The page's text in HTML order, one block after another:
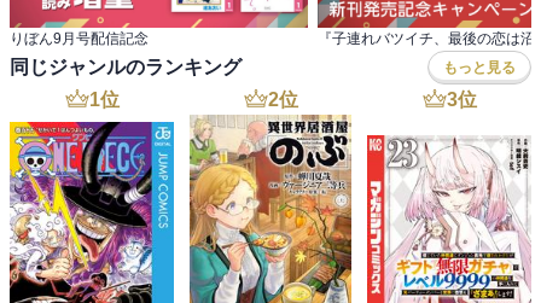
りぼん9月号配信記念
同じジャンルのランキング もっと見る
1位 2位 3位